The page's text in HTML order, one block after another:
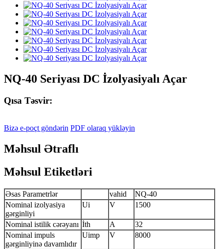
NQ-40 Seriyası DC İzolyasiyalı Açar
Qısa Təsvir:
Bizə e-poçt göndərin PDF olaraq yükləyin
Məhsul Ətraflı
Məhsul Etiketləri
Əsas Parametrlər vahid
NQ-40
Nominal izolyasiya
gərginliyi
Ui V 1500
Nominal istilik cərəyanı İth A
32
Nominal impuls
gərginliyinə davamlıdır
Uimp V 8000